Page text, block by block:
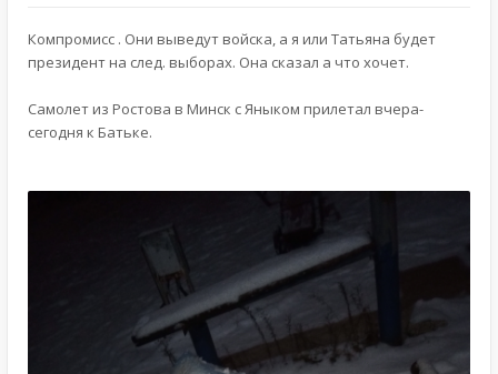
Компромисс . Они выведут войска, а я или Татьяна будет
президент на след. выборах. Она сказал а что хочет.
Самолет из Ростова в Минск с Яныком прилетал вчера-
сегодня к Батьке.